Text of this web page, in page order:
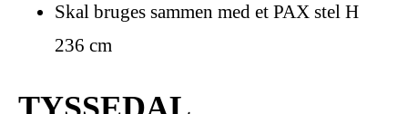
Skal bruges sammen med et PAX stel H
236 cm